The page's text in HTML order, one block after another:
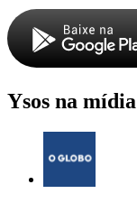
Ysos na mídia